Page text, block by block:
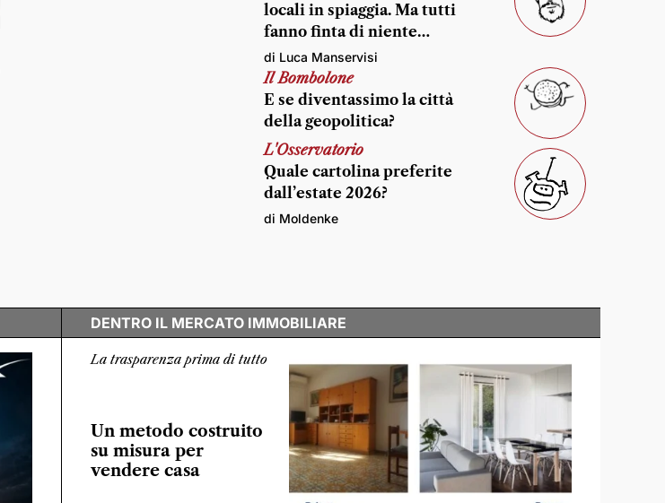
locali in spiaggia. Ma tutti
fanno finta di niente…
di Luca Manservisi
Il Bombolone
E se diventassimo la città
della geopolitica?
L'Osservatorio
Quale cartolina preferite
dall’estate 2026?
di Moldenke
DENTRO IL MERCATO IMMOBILIARE
La trasparenza prima di tutto
Un metodo costruito
su misura per
vendere casa